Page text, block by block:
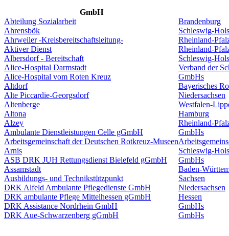
GmbH
Abteilung Sozialarbeit
Brandenburg
Ahrensbök
Schleswig-
Ahrweiler -Kreisbereitschaftsleitung-
Rheinland-
Aktiver Dienst
Rheinland-
Albersdorf - Bereitschaft
Schleswig-
Alice-Hospital Darmstadt
Verband der
Alice-Hospital vom Roten Kreuz
GmbHs
Altdorf
Bayerisches
Alte Piccardie-Georgsdorf
Niedersachsen
Altenberge
Westfalen-
Altona
Hamburg
Alzey
Rheinland-
Ambulante Dienstleistungen Celle gGmbH
GmbHs
Arbeitsgemeinschaft der Deutschen Rotkreuz-Museen
Arnis
Schleswig-
ASB DRK JUH Rettungsdienst Bielefeld gGmbH
GmbHs
Assamstadt
Baden-
Ausbildungs- und Technikstützpunkt
Sachsen
DRK Alfeld Ambulante Pflegedienste GmbH
Niedersachsen
DRK ambulante Pflege Mittelhessen gGmbH
Hessen
DRK Assistance Nordrhein GmbH
GmbHs
DRK Aue-Schwarzenberg gGmbH
GmbHs